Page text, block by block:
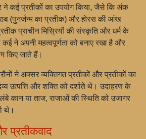
ने कई प्रतीकों का उपयोग किया, जैसे कि अंक
(पुनर्जन्म का प्रतीक) और होरस की आंख
प्राचीन मिस्रियों की संस्कृति और धर्म के
ने अपनी महत्वपूर्णता को बनाए रखा है और
किए जाते हैं।
ने अक्सर व्यक्तिगत प्रतीकों और प्रतीकों का
उत्पत्ति और शक्ति को दर्शाते थे। उदाहरण के
कान या ताज, राजाओं की स्थिति को उजागर
थे।
प्रतीकवाद